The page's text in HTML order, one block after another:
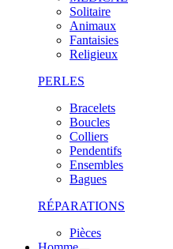
Solitaire
Animaux
Fantaisies
Religieux
PERLES
Bracelets
Boucles
Colliers
Pendentifs
Ensembles
Bagues
RÉPARATIONS
Pièces